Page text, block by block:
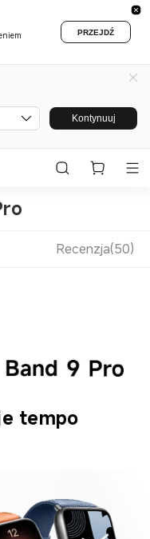
PRZEJDŹ
Kontynuuj
Recenzja(50)
tempo